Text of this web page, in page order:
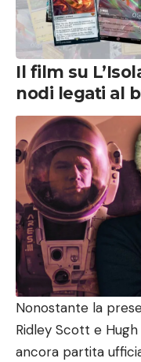
Il film su
nodi legati al
Nonostante la
Ridley Scott e
ancora partita